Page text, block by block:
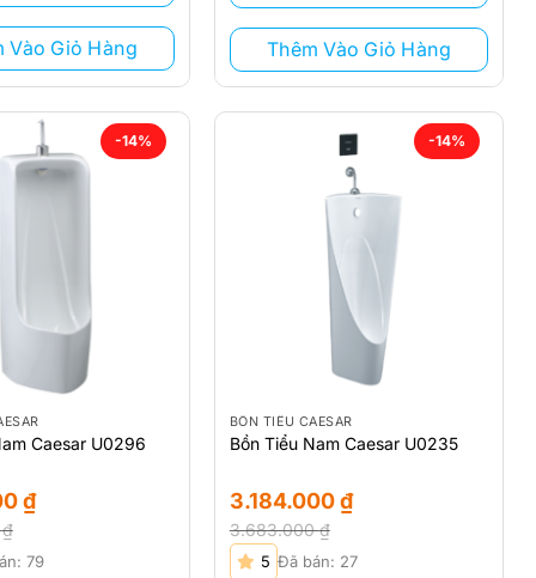
₫.
Vào Giỏ Hàng
2.695.000 ₫.
Thêm Vào Giỏ Hàng
-14%
Caesar U0296
₫
₫
79
-14%
BỒN TIỂU CAESAR
Bồn Tiểu Nam Caesar U0235
3.683.000₫
Giá
3.184.000₫
Giá
5 Đã bán: 27